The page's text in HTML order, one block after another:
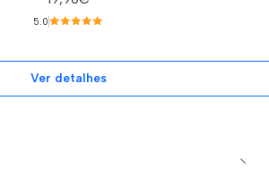
5.0
Ver detalhes